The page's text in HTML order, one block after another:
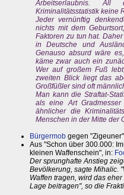
Arbeitserlaubnis.
Kriminalitätsstatistik keine
Jeder vernünftig
nichts mit dem
Faktoren zu tun hat.
in Deutsche und
Genauso absurd wäre
käme zwar auch ein
Wer auf großem Fuß
zweiten Blick liegt das
Großfüßler sind oft
Man kann die Straftat-
als eine Art
ähnlicher die
Menschen in der Mitte der
Bürgermob gegen
Aus "Schon über 300.000:
kleinen Waffenschein", in:
Der sprunghafte Anstieg
Bevölkerung, sagte Mihalic.
Waffen tragen, wird das
Lage beitragen", so die